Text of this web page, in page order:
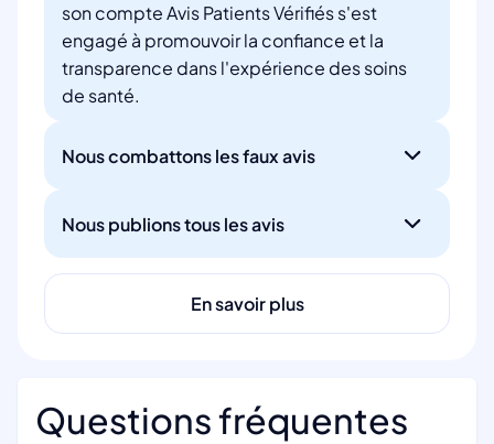
son compte Avis Patients Vérifiés s'est
engagé à promouvoir la confiance et la
transparence dans l'expérience des soins
de santé.
Nous combattons les faux avis
Nous publions tous les avis
En savoir plus
Questions fréquentes